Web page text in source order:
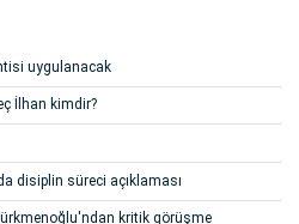
uygulanacak
İlhan kimdir?
disiplin süreci açıklaması
kritik görüşme